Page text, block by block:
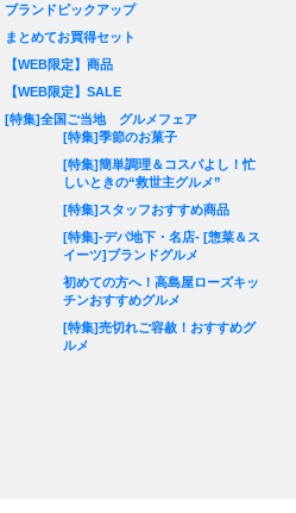
ブランドピックアップ
まとめてお買得セット
【WEB限定】商品
【WEB限定】SALE
[特集]全国ご当地 グルメフェア
[特集]季節のお菓子
[特集]簡単調理＆コスパよし！忙
しいときの“救世主グルメ”
[特集]スタッフおすすめ商品
[特集]-デパ地下・名店- [惣菜＆ス
イーツ]ブランドグルメ
初めての方へ！高島屋ローズキッ
チンおすすめグルメ
[特集]売切れご容赦！おすすめグ
ルメ